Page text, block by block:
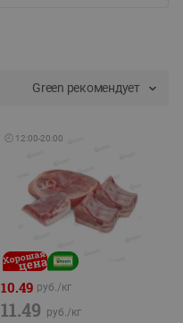
Green рекомендует
🕘 12:00-20:00
10.49 руб./кг
11.49 руб./кг